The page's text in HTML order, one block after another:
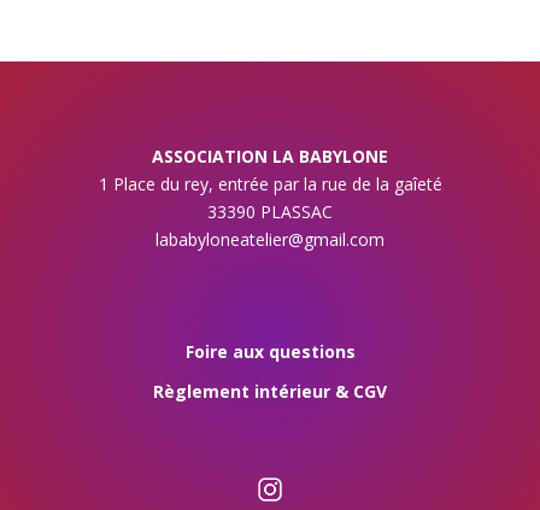
ASSOCIATION LA BABYLONE
1 Place du rey, entrée par la rue de la gaîeté
33390 PLASSAC
lababyloneatelier@gmail.com
Foire aux questions
Règlement intérieur & CGV